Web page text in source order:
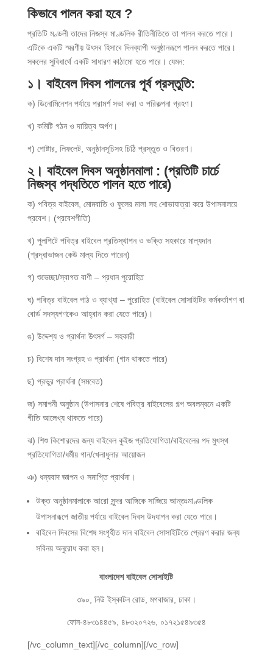
কিভাবে পালন করা হবে ?
প্রতিটি মণ্ডলী তাদের নিজস্ব মাণ্ডলিক রীতিনীতিতে তা পালন করতে পারে।
এটিকে একটি স্মরণীয় উৎসব হিসাবে দিনব্যাপী অনুষ্ঠানরূপে পালন করতে পারে।
সকলের সুবিধার্থে একটি সাধারণ কাঠামো হতে পারে। যেমন:
১। বাইবেল দিবস পালনের পূর্ব প্রস্তুতি:
ক) ডিনোমিনেশন পর্যায়ে পরামর্শ সভা করা ও পরিকল্পনা গ্রহণ।
খ) কমিটি গঠন ও দায়িত্ব অর্পণ।
গ) পোষ্টার, লিফলেট, অনুষ্ঠানসূচিসহ চিঠি প্রস্তুত ও বিতরণ।
২। বাইবেল দিবস অনুষ্ঠানমালা : (প্রতিটি চার্চে
নিজস্ব পদ্ধতিতে পালন হতে পারে)
ক) পবিত্র বাইবেল, মোমবাতি ও ফুলের মালা সহ শোভাযাত্রা করে উপাসনালয়ে
প্রবেশ। (প্রবেশগীতি)
খ) পুলপিটে পবিত্র বাইবেল প্রতিস্থাপন ও ভক্তি সহকারে মাল্যদান
(শ্রদ্ধাভাজন কেউ মাল্য দিতে পারেন)
গ) শুভেচ্ছা/স্বাগত বাণী – প্রধান পুরোহিত
ঘ) পবিত্র বাইবেল পাঠ ও ব্যাখ্যা – পুরোহিত (বাইবেল সোসাইটির কর্মকর্তাগণ বা
বোর্ড সদস্যগণকেও আহ্বান করা যেতে পারে)।
ঙ) উদ্দেশ্য ও প্রার্থনা উৎসর্গ – সহকারী
চ) বিশেষ দান সংগ্রহ ও প্রার্থনা (গান থাকতে পারে)
ছ) প্রভুর প্রার্থনা (সমবেত)
জ) সমাপনী অনুষ্ঠান (উপাসনার শেষে পবিত্র বাইবেলের গল্প অবলম্বনে একটি
গীতি আলেখ্য থাকতে পারে)
ঝ) শিশু কিশোরদের জন্য বাইবেল কুইজ প্রতিযোগিতা/বাইবেলের পদ মুখস্থ
প্রতিযোগিতা/ধর্মীয় গান/খেলাধুলার আয়োজন
ঞ) ধন্যবাদ জ্ঞাপন ও সমাপ্তি প্রার্থনা।
উক্ত অনুষ্ঠানমালাকে আরো সুন্দর আঙ্গিকে সাজিয়ে আন্তঃমাণ্ডলিক
উপাসনারূপে জাতীয় পর্যায়ে বাইবেল দিবস উদযাপন করা যেতে পারে।
বাইবেল দিবসের বিশেষ সংগৃহীত দান বাইবেল সোসাইটিতে প্রেরণ করার জন্য
সবিনয় অনুরোধ করা হল।
বাংলাদেশ বাইবেল সোসাইটি
৩৯০, নিউ ইস্কাটন রোড, মগবাজার, ঢাকা।
ফোন-৪৮৩১৪৪৫৯, ৪৮৩২০৭২৬, ০১৭২১৫৪৯৩৫৪
[/vc_column_text][/vc_column][/vc_row]